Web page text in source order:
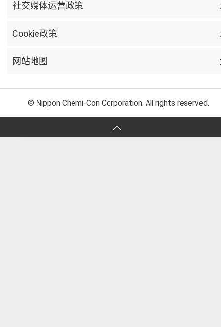
社交媒体运营政策
Cookie政策
网站地图
© Nippon Chemi-Con Corporation. All rights reserved.